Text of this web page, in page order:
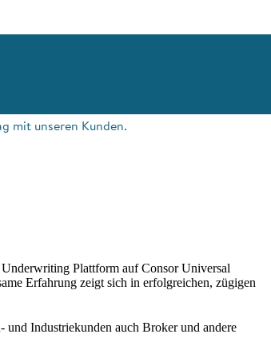
mit unseren Kunden.
Plattform auf Consor Universal
Erfahrung zeigt sich in erfolgreichen, zügigen
Industriekunden auch Broker und andere